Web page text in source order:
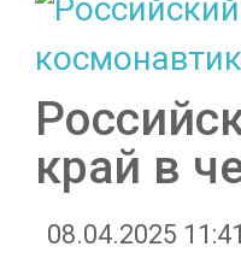
край в
08.04.2025 11:41